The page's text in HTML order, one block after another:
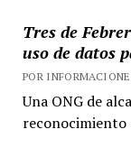
Tres de
uso de datos
POR
Una ONG de
reconocimiento